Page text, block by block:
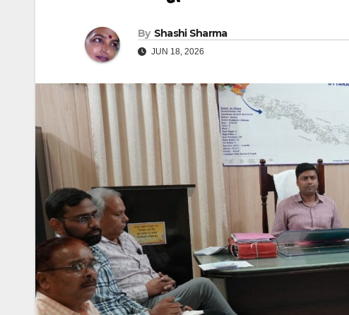
By Shashi Sharma
JUN 18, 2026